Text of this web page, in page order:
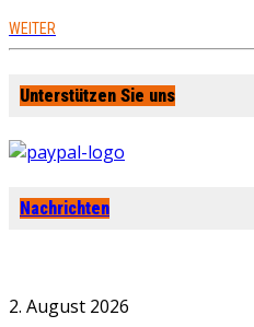
WEITER
Unterstützen Sie uns
Nachrichten
2. August 2026